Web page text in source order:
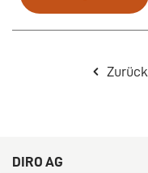
Zurück
DIRO AG